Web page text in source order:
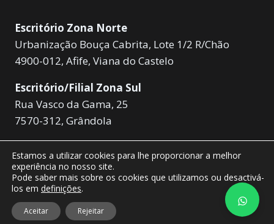
Escritório Zona Norte
Urbanização Bouça Cabrita, Lote 1/2 R/Chão
4900-012, Afife, Viana do Castelo
Escritório/Filial Zona Sul
Rua Vasco da Gama, 25
7570-312, Grândola
© 2026 PrismInfinito - Desenvolvido por NÍTIDA
Estamos a utilizar cookies para lhe proporcionar a melhor
experiência no nosso site.
Pode saber mais sobre os cookies que utilizamos ou desactivá-
los em definições.
Aceitar Rejeitar